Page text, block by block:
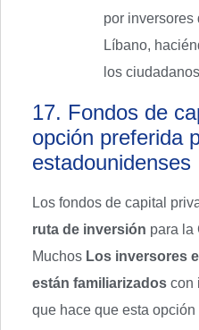
por inversores
Líbano,
los
17. Fondos de
opción preferida
estadounidenses
Los fondos de capital
ruta de inversión para la
Muchos Los inversores
están familiarizados con
que hace que esta